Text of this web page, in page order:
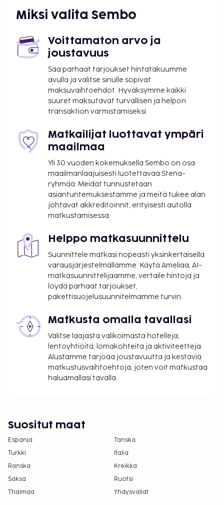
Miksi valita Sembo
Voittamaton arvo ja
joustavuus
Saa parhaat tarjoukset hintatakuumme
avulla ja valitse sinulle sopivat
maksuvaihtoehdot. Hyväksymme kaikki
suuret maksutavat turvallisen ja helpon
transaktion varmistamiseksi.
Matkailijat luottavat ympäri
maailmaa
Yli 30 vuoden kokemuksella Sembo on osa
maailmanlaajuisesti luotettavaa Stena-
ryhmää. Meidät tunnustetaan
asiantuntemuksestamme ja meitä tukee alan
johtavat akkreditoinnit, erityisesti autolla
matkustamisessa.
Helppo matkasuunnittelu
Suunnittele matkasi nopeasti yksinkertaisella
varausjärjestelmällämme. Käytä Ameliaa, AI-
matkasuunnittelijaamme, vertaile hintoja ja
löydä parhaat tarjoukset,
pakettisuojelusuunnitelmamme turvin.
Matkusta omalla tavallasi
Valitse laajasta valikoimasta hotelleja,
lentoyhtiöitä, lomakohteita ja aktiviteetteja.
Alustamme tarjoaa joustavuutta ja kestäviä
matkustusvaihtoehtoja, joten voit matkustaa
haluamallasi tavalla.
Suositut maat
Espanja
Tanska
Turkki
Italia
Ranska
Kreikka
Saksa
Ruotsi
Thaimaa
Yhdysvallat